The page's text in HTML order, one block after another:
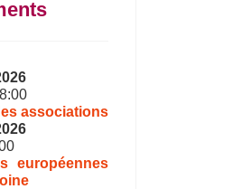
associations
européennes